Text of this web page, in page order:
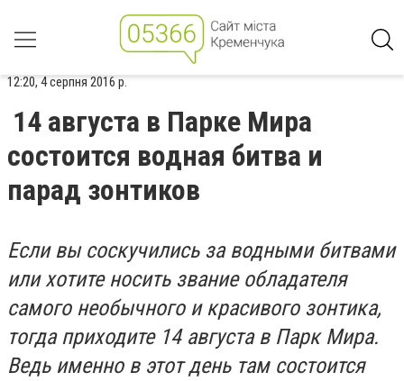
12:20, 4 серпня 2016 р.
14 августа в Парке Мира
состоится водная битва и
парад зонтиков
Если вы соскучились за водными битвами
или хотите носить звание обладателя
самого необычного и красивого зонтика,
тогда приходите 14 августа в Парк Мира.
Ведь именно в этот день там состоится